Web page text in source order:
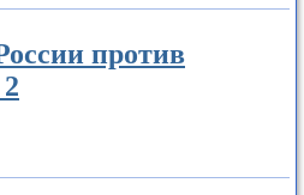
против